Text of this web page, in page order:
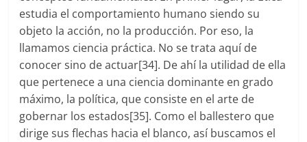
estudia el comportamiento humano siendo su
objeto la acción, no la producción. Por eso, la
llamamos ciencia práctica. No se trata aquí de
conocer sino de actuar[34]. De ahí la utilidad de ella
que pertenece a una ciencia dominante en grado
máximo, la política, que consiste en el arte de
gobernar los estados[35]. Como el ballestero que
dirige sus flechas hacia el blanco, así buscamos el